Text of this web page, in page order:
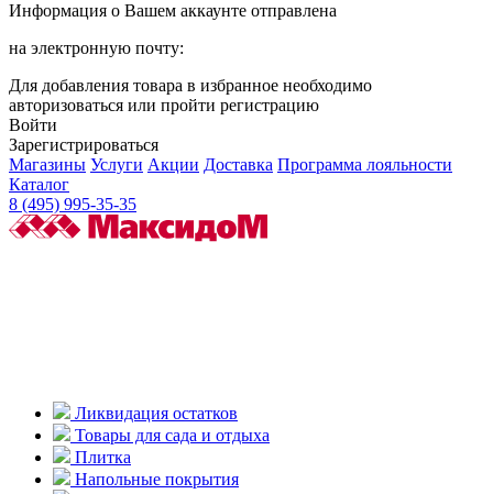
Информация о Вашем аккаунте отправлена
на электронную почту:
Для добавления товара в избранное необходимо
авторизоваться или пройти регистрацию
Войти
Зарегистрироваться
Магазины Услуги Акции Доставка Программа лояльности
Каталог
8 (495) 995-35-35
Ликвидация остатков
Товары для сада и отдыха
Плитка
Напольные покрытия